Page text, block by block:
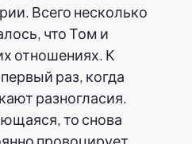
Всего несколько
что Том и
отношениях. К
раз, когда
разногласия.
то снова
провоцирует